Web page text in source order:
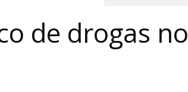
de drogas no